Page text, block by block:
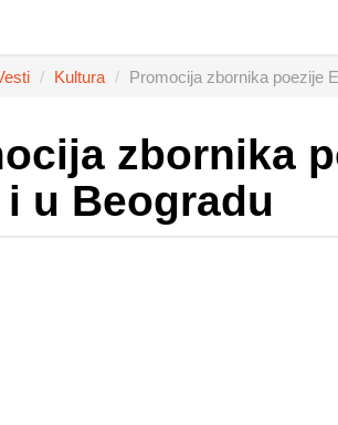
Kultura Promocija zbornika poezije
zbornika
u Beogradu